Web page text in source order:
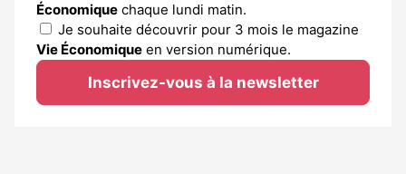
Économique chaque lundi matin.
Je souhaite découvrir pour 3 mois le magazine
Vie Économique en version numérique.
Inscrivez-vous à la newsletter